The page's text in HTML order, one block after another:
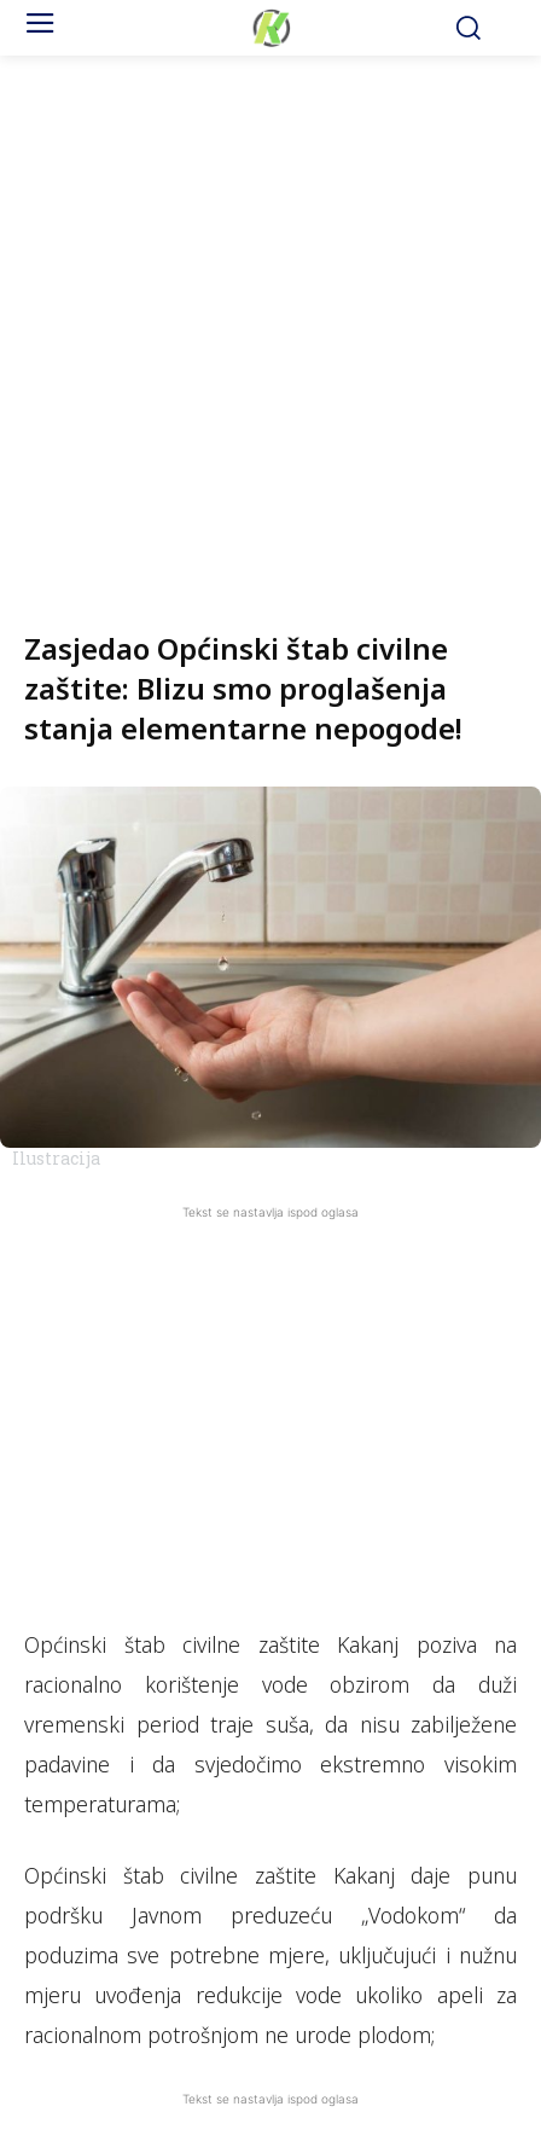
Zasjedao Općinski štab civilne
zaštite: Blizu smo proglašenja
stanja elementarne nepogode!
Ilustracija
Tekst se nastavlja ispod oglasa
Općinski štab civilne zaštite Kakanj poziva na
racionalno korištenje vode obzirom da duži
vremenski period traje suša, da nisu zabilježene
padavine i da svjedočimo ekstremno visokim
temperaturama;
Općinski štab civilne zaštite Kakanj daje punu
podršku Javnom preduzeću „Vodokom“ da
poduzima sve potrebne mjere, uključujući i nužnu
mjeru uvođenja redukcije vode ukoliko apeli za
racionalnom potrošnjom ne urode plodom;
Tekst se nastavlja ispod oglasa